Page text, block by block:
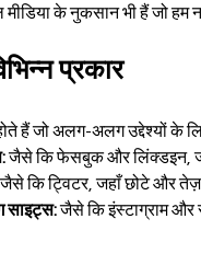
मीडिया के नुकसान भी हैं जो
प्रकार
हैं जो अलग-अलग उद्देश्यों के
जैसे कि फेसबुक और लिंक्डइन,
जैसे कि ट्विटर, जहाँ छोटे और
साइट्स: जैसे कि इंस्टाग्राम और